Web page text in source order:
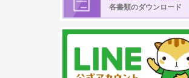
各書類のダウンロード